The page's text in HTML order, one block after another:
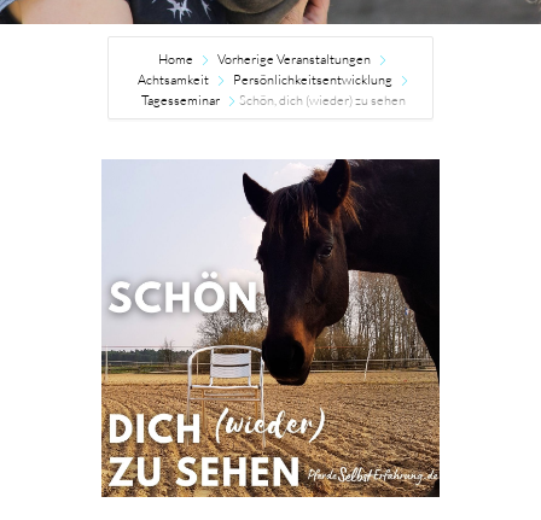
Home
Vorherige Veranstaltungen
Achtsamkeit
Persönlichkeitsentwicklung
Tagesseminar
Schön, dich (wieder) zu sehen